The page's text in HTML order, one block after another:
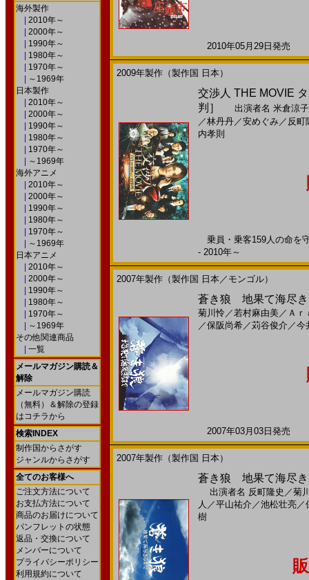
海外製作
2010年～
2000年～
1990年～
1980年～
1970年～
～1969年
日本製作
2010年～
2000年～
1990年～
1980年～
1970年～
～1969年
海外アニメ
2010年～
2000年～
1990年～
1980年～
1970年～
～1969年
日本アニメ
2010年～
2000年～
1990年～
1980年～
1970年～
～1969年
その他関連商品
一覧
メールマガジン購読＆
解除
メールマガジン購読
（無料）＆解除の登録
はコチラから
検索INDEX
制作国からさがす
ジャンルからさがす
全てのお客様へ
ご注文方法について
お支払方法について
商品のお届けについて
パンフレットの状態
返品・交換について
メンバーについて
プライバシーポリシー
利用規約について
2010年05月29日発売
2009年製作（製作国 日本）
交渉人 THE MOVIE
判］
出演者名 米倉涼子
／林丹丹／安めぐみ／ 反町
内孝則
乗員・乗客159人の命を
- 2010年～
2007年製作（製作国 日本／モンゴル）
蒼き狼 地果て海尽き
菊川怜／若村麻由美／ Ａｒ
／保阪尚希／苅谷俊介 ／今
2007年03月03日発売
2007年製作（製作国 日本）
蒼き狼 地果て海尽き
出演者名 反町隆史 ／菊
人 ／平山祐介 ／池松壮亮／
樹